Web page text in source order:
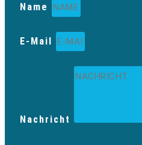
Name
E-Mail
Nachricht